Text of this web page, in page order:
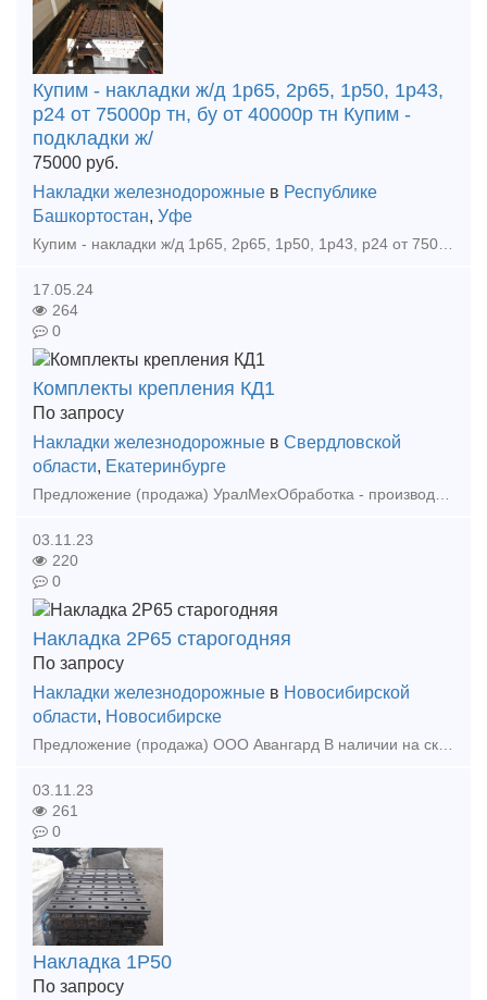
Купим - накладки ж/д 1р65, 2р65, 1р50, 1р43,
р24 от 75000р тн, бу от 40000р тн Купим -
подкладки ж/
75000 руб.
Накладки железнодорожные в Республике
Башкортостан, Уфе
Купим - накладки ж/д 1р65, 2р65, 1р50, 1р43, р24 от 75000р тн, бу от 40000р тн Купим - подкладки ж/д кб65, кд65, кб50, кд50, дн6-65, д65 от 80000р тн, бу от 35000р тн Купим - рельсы р65, р50, р4
17.05.24
264
0
Комплекты крепления КД1
По запросу
Накладки железнодорожные в Свердловской
области, Екатеринбурге
03.11.23
220
0
Накладка 2Р65 старогодняя
По запросу
Накладки железнодорожные в Новосибирской
области, Новосибирске
03.11.23
261
0
Накладка 1Р50
По запросу